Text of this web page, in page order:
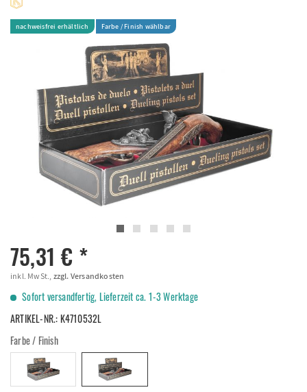
nachweisfrei erhältlich Farbe / Finish wählbar
75,31 € *
inkl. MwSt., zzgl. Versandkosten
Sofort versandfertig, Lieferzeit ca. 1-3 Werktage
ARTIKEL-NR.:K4710532L
Farbe / Finish